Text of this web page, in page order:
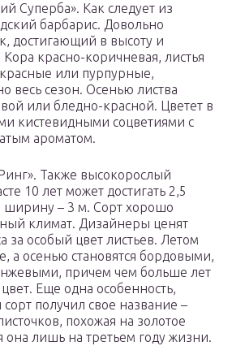
Суперба». Как следует из
барбарис. Довольно
достигающий в высоту и
красно-коричневая, листья
или пурпурные,
весь сезон. Осенью листва
или бледно-красной. Цветет в
кистевидными соцветиями с
ароматом.
Также высокорослый
10 лет может достигать 2,5
ширину – 3 м. Сорт хорошо
климат. Дизайнеры ценят
за особый цвет листьев. Летом
а осенью становятся бордовыми,
причем чем больше лет
Еще одна особенность,
получил свое название –
похожая на золотое
она лишь на третьем году жизни.